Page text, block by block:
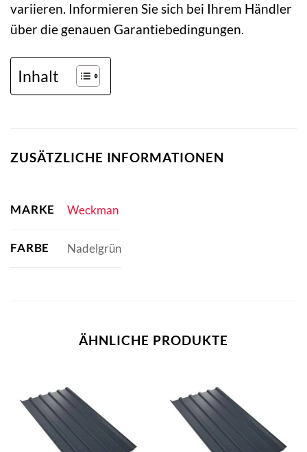
variieren. Informieren Sie sich bei Ihrem Händler
über die genauen Garantiebedingungen.
Inhalt
ZUSÄTZLICHE INFORMATIONEN
MARKE Weckman
FARBE Nadelgrün
ÄHNLICHE PRODUKTE